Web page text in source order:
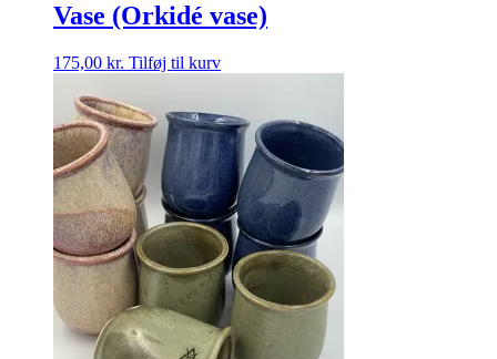
Vase (Orkidé vase)
175,00 kr. Tilføj til kurv